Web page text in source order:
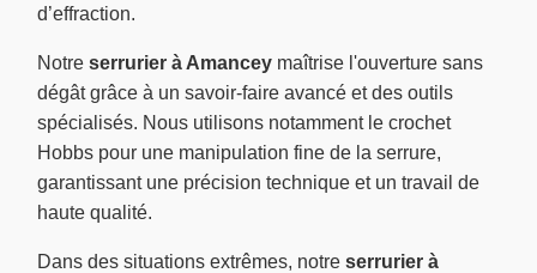
d’effraction.
Notre serrurier à Amancey maîtrise l'ouverture sans
dégât grâce à un savoir-faire avancé et des outils
spécialisés. Nous utilisons notamment le crochet
Hobbs pour une manipulation fine de la serrure,
garantissant une précision technique et un travail de
haute qualité.
Dans des situations extrêmes, notre serrurier à